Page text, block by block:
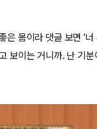
은 몸이라 댓글 보면 '
보이는 거니까. 난 기